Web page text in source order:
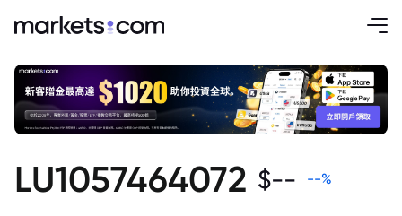
LU1057464072 $-- --%